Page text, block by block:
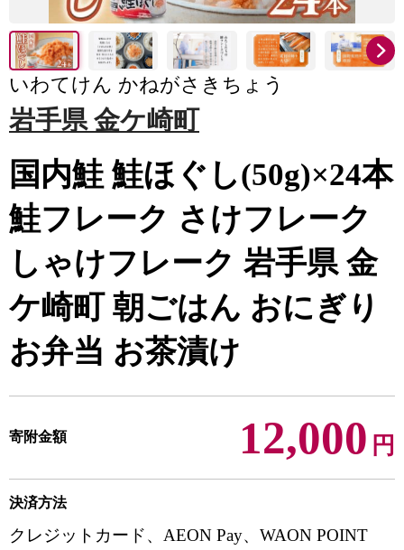
いわてけん かねがさきちょう
岩手県 金ケ崎町
国内鮭 鮭ほぐし(50g)×24本
鮭フレーク さけフレーク
しゃけフレーク 岩手県 金
ケ崎町 朝ごはん おにぎり
お弁当 お茶漬け
寄附金額 12,000 円
決済方法
クレジットカード、AEON Pay、WAON POINT